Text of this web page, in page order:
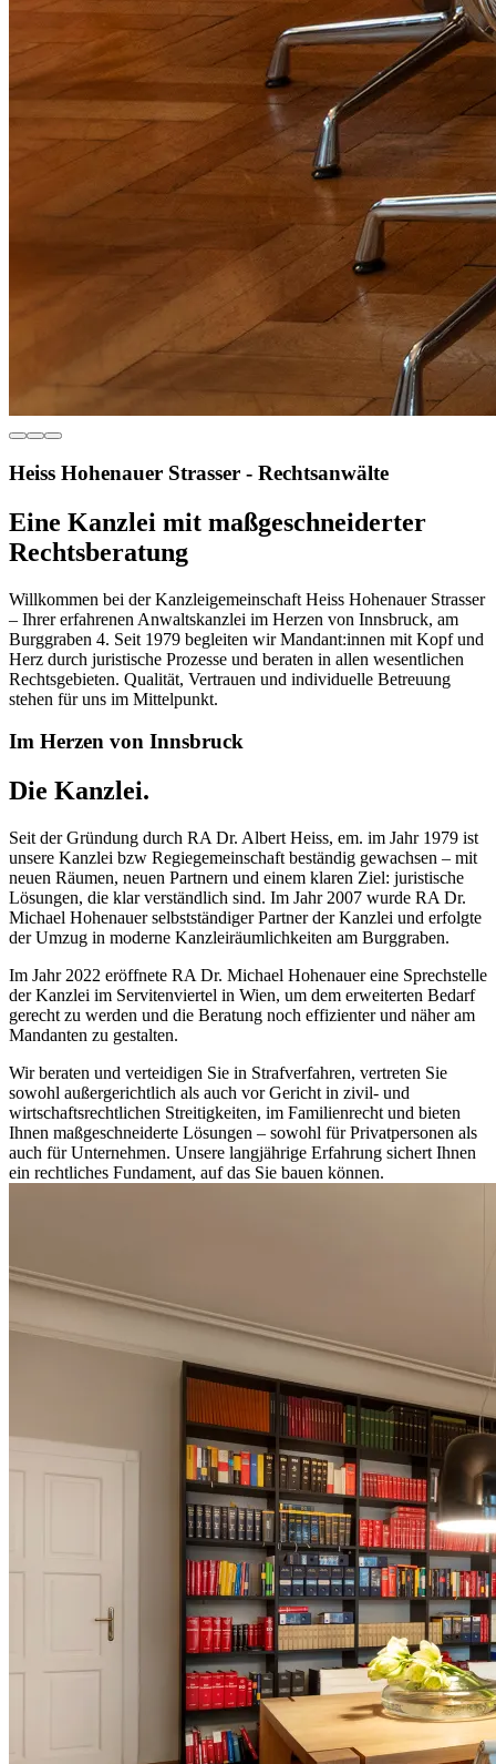
Heiss Hohenauer Strasser - Rechtsanwälte
Eine Kanzlei mit maßgeschneiderter
Rechtsberatung
Willkommen bei der Kanzleigemeinschaft Heiss Hohenauer Strasser
– Ihrer erfahrenen Anwaltskanzlei im Herzen von Innsbruck, am
Burggraben 4. Seit 1979 begleiten wir Mandant:innen mit Kopf und
Herz durch juristische Prozesse und beraten in allen wesentlichen
Rechtsgebieten. Qualität, Vertrauen und individuelle Betreuung
stehen für uns im Mittelpunkt.
Im Herzen von Innsbruck
Die Kanzlei.
Seit der Gründung durch RA Dr. Albert Heiss, em. im Jahr 1979 ist
unsere Kanzlei bzw Regiegemeinschaft beständig gewachsen – mit
neuen Räumen, neuen Partnern und einem klaren Ziel: juristische
Lösungen, die klar verständlich sind. Im Jahr 2007 wurde RA Dr.
Michael Hohenauer selbstständiger Partner der Kanzlei und erfolgte
der Umzug in moderne Kanzleiräumlichkeiten am Burggraben.
Im Jahr 2022 eröffnete RA Dr. Michael Hohenauer eine Sprechstelle
der Kanzlei im Servitenviertel in Wien, um dem erweiterten Bedarf
gerecht zu werden und die Beratung noch effizienter und näher am
Mandanten zu gestalten.
Wir beraten und verteidigen Sie in Strafverfahren, vertreten Sie
sowohl außergerichtlich als auch vor Gericht in zivil- und
wirtschaftsrechtlichen Streitigkeiten, im Familienrecht und bieten
Ihnen maßgeschneiderte Lösungen – sowohl für Privatpersonen als
auch für Unternehmen. Unsere langjährige Erfahrung sichert Ihnen
ein rechtliches Fundament, auf das Sie bauen können.